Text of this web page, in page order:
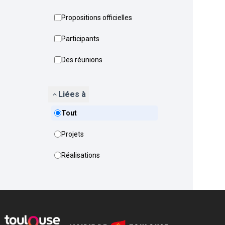
Propositions officielles
Participants
Des réunions
Liées à
Tout
Projets
Réalisations